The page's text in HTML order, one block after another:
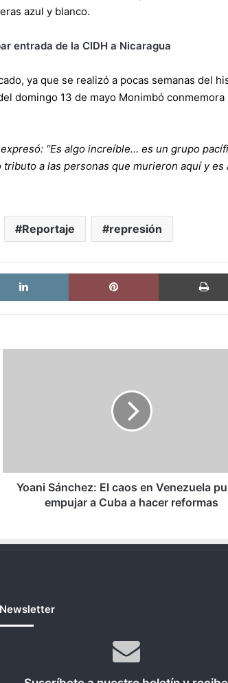
azul y blanco.
entrada de la CIDH a Nicaragua
ya que se realizó a pocas semanas del
domingo 13 de mayo Monimbó conmemora
“Es algo increíble… es un grupo
a las personas que murieron aquí y es
Reportaje represión
LinkedIn Pinterest
a
CubaYoani Sánchez: El caos en Venezuela
empujar a Cuba a hacer reformas
Newsletter